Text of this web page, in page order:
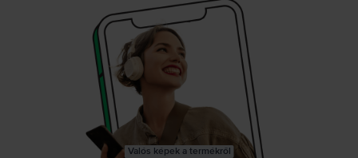
Valós képek a termékről